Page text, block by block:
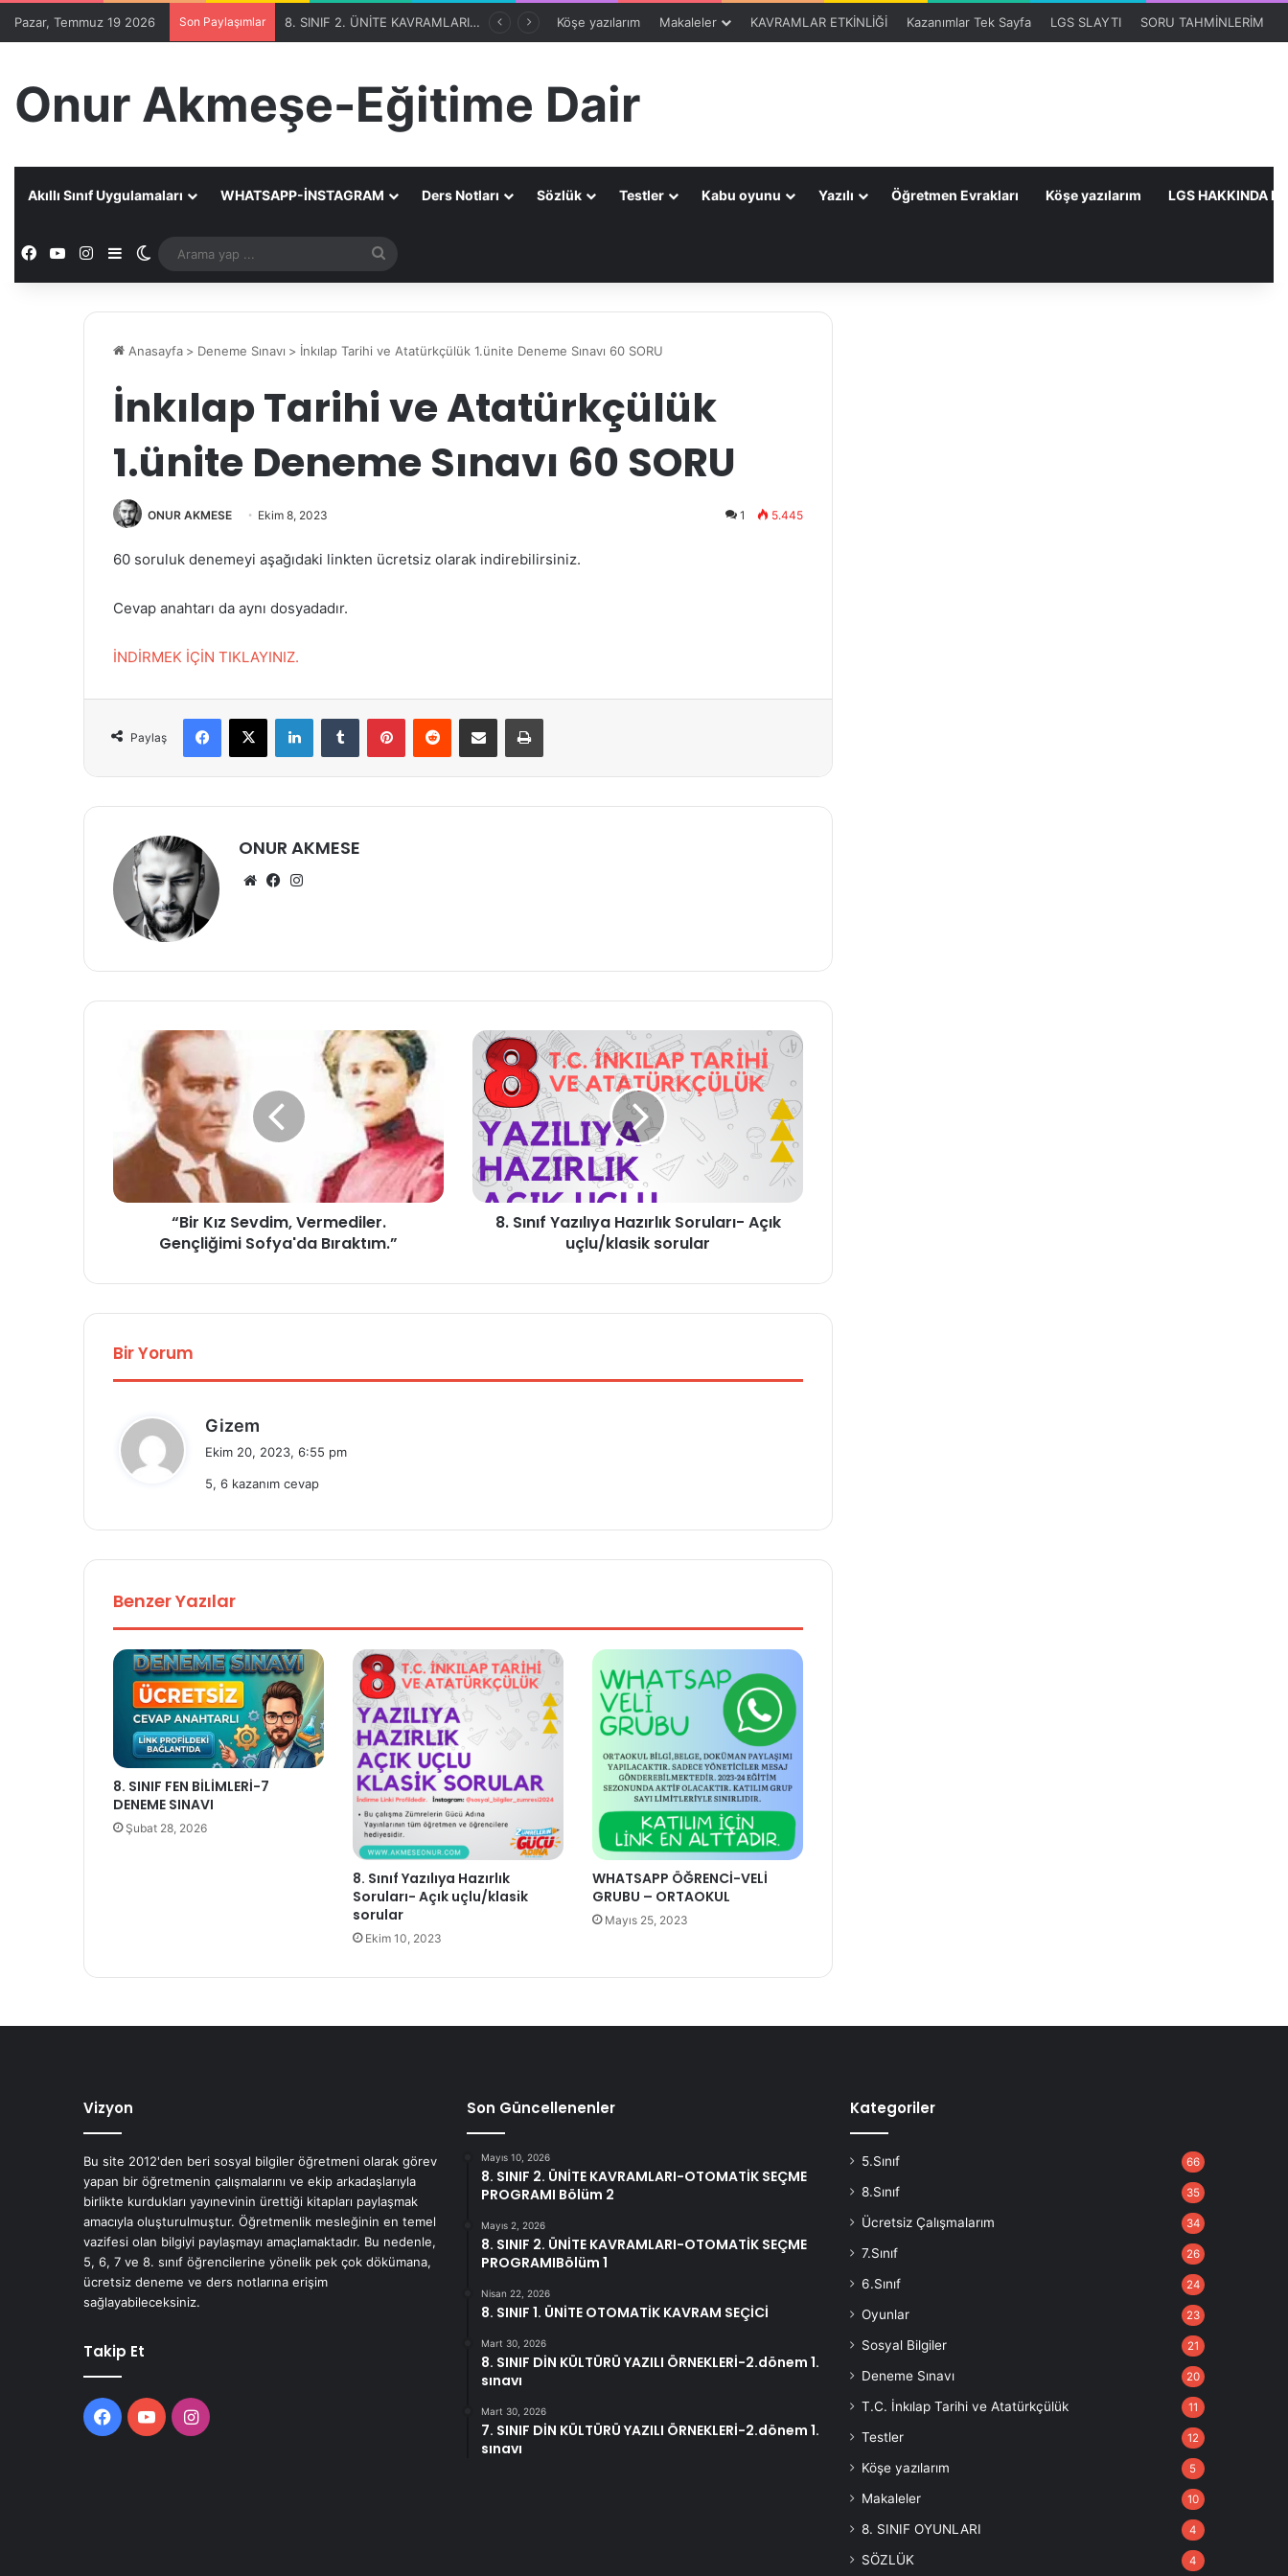
Pazar, Temmuz 19 2026 Son Paylaşımlar 8. SINIF 2. ÜNİTE KAVRAMLARI-OTOMATİK SEÇME PROGRAMIBölüm 1 Köşe yazılarım Makaleler KAVRAMLAR ETKİNLİĞİ Kazanımlar Tek Sayfa LGS SLAYTI SORU TAHMİNLERİM
Onur Akmeşe-Eğitime Dair
Akıllı Sınıf Uygulamaları WHATSAPP-İNSTAGRAM Ders Notları Sözlük Testler Kabu oyunu Yazılı Öğretmen Evrakları Köşe yazılarım LGS HAKKINDA
FacebookYouTubeInstagramKenar Bölmesi
Dış görünümü değiştir
yap
Anasayfa > Deneme Sınavı > İnkılap Tarihi ve Atatürkçülük 1.ünite Deneme Sınavı 60 SORU
İnkılap Tarihi ve Atatürkçülük
1.ünite Deneme Sınavı 60 SORU
ONUR AKMESE Ekim 8, 2023 1 5.445
60 soruluk denemeyi aşağıdaki linkten ücretsiz olarak indirebilirsiniz.
Cevap anahtarı da aynı dosyadadır.
İNDİRMEK İÇİN TIKLAYINIZ.
Paylaş
Facebook LinkedIn Tumblr PinterestReddit E-Posta ile paylaş
ONUR AKMESE
WebFacebook
“Bir Kız Sevdim, Vermediler.
Gençliğimi Sofya'da Bıraktım.”
8. Sınıf Yazılıya Hazırlık Soruları- Açık
uçlu/klasik sorular
Bir Yorum
Gizem
e
i
i
Ekim 20, 2023, 6:55 pm
5, 6 kazanım cevap
Benzer Yazılar
8. SINIF FEN BİLİMLERİ-7
DENEME SINAVI
Şubat 28, 2026
8. Sınıf Yazılıya Hazırlık
Soruları- Açık uçlu/klasik
sorular
Ekim 10, 2023
WHATSAPP ÖĞRENCİ-VELİ
GRUBU – ORTAOKUL
Mayıs 25, 2023
Vizyon
Bu site 2012'den beri sosyal bilgiler öğretmeni olarak görev
yapan bir öğretmenin çalışmalarını ve ekip arkadaşlarıyla
birlikte kurdukları yayınevinin ürettiği kitapları paylaşmak
amacıyla oluşturulmuştur. Öğretmenlik mesleğinin en temel
vazifesi olan bilgiyi paylaşmayı amaçlamaktadır. Bu nedenle,
5, 6, 7 ve 8. sınıf öğrencilerine yönelik pek çok dökümana,
ücretsiz deneme ve ders notlarına erişim
sağlayabileceksiniz.
Takip Et
Facebook
YouTubeInstagram
Son Güncellenenler
Mayıs 10, 2026
8. SINIF 2. ÜNİTE KAVRAMLARI-OTOMATİK SEÇME
PROGRAMI Bölüm 2
Mayıs 2, 2026
8. SINIF 2. ÜNİTE KAVRAMLARI-OTOMATİK SEÇME
PROGRAMIBölüm 1
Nisan 22, 2026
8. SINIF 1. ÜNİTE OTOMATİK KAVRAM SEÇİCİ
Mart 30, 2026
8. SINIF DİN KÜLTÜRÜ YAZILI ÖRNEKLERİ-2.dönem 1.
sınavı
Mart 30, 2026
7. SINIF DİN KÜLTÜRÜ YAZILI ÖRNEKLERİ-2.dönem 1.
sınavı
Kategoriler
5.Sınıf 66
8.Sınıf 35
Ücretsiz Çalışmalarım 34
7.Sınıf 26
6.Sınıf 24
Oyunlar 23
Sosyal Bilgiler 21
Deneme Sınavı 20
T.C. İnkılap Tarihi ve Atatürkçülük 11
Testler 12
Köşe yazılarım 5
Makaleler 10
8. SINIF OYUNLARI 4
SÖZLÜK 4